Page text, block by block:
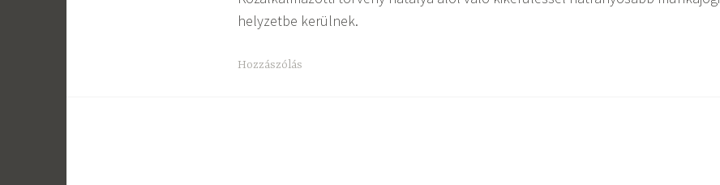
helyzetbe kerülnek.
Hozzászólás